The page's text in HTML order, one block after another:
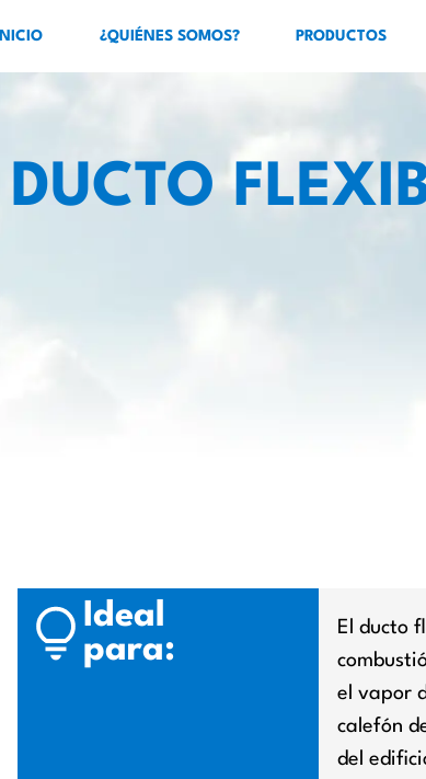
INICIO ¿QUIÉNES SOMOS? PRODUCTOS
DUCTO
Ideal
para:
El ducto
el vapor
calefón
del